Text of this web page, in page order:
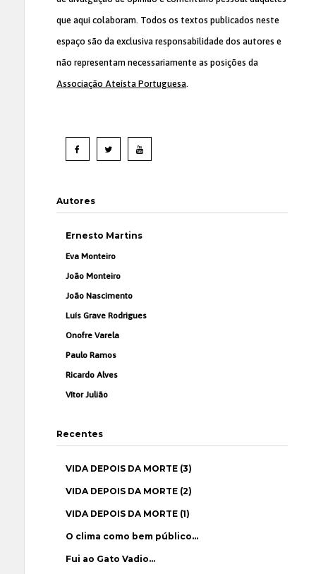
que aqui colaboram. Todos os textos publicados neste
espaço são da exclusiva responsabilidade dos autores e
não representam necessariamente as posições da
Associação Ateísta Portuguesa.
Autores
Ernesto Martins
Eva Monteiro
João Monteiro
João Nascimento
Luís Grave Rodrigues
Onofre Varela
Paulo Ramos
Ricardo Alves
Vítor Julião
Recentes
VIDA DEPOIS DA MORTE (3)
VIDA DEPOIS DA MORTE (2)
VIDA DEPOIS DA MORTE (1)
O clima como bem público…
Fui ao Gato Vadio…